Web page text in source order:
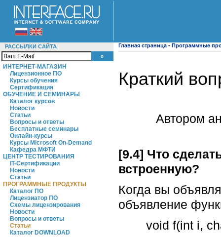
РАССЫЛКИ САЙТА
ИНТЕРНЕТ-МАГАЗИН
Лицензионное ПО
Курсы обучения
Сертификация
ОБУЧЕНИЕ И СЕМИНАРЫ
Каталог курсов
Новости
Статьи
Вопросы и ответы
Бесплатные семинары
Онлайн-курсы
Курсы Microsoft On-Demand
Кафедра МФТИ
ЦЕНТР ТЕСТИРОВАНИЯ
IT-Сертификации
Новости
Статьи
ПРОГРАММНЫЕ ПРОДУКТЫ
Каталог ПО
Лицензиатор ПО
Схемы лицензирования
Новости
Вопросы и ответы
Статьи
Каталог DOWNLOAD
Главная страница - Программные
Краткий
Автором
[9.4] Что
встроенную?
Когда вы
объявление
void f(int i,